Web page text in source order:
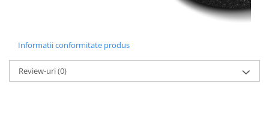
Informatii conformitate produs
Review-uri(0)